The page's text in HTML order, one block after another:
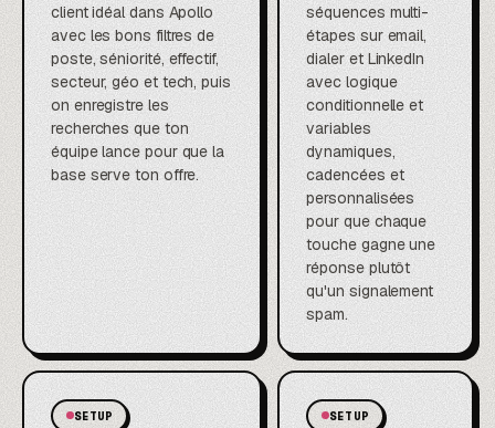
client idéal dans Apollo
avec les bons filtres de
poste, séniorité, effectif,
secteur, géo et tech, puis
on enregistre les
recherches que ton
équipe lance pour que la
base serve ton offre.
séquences multi-
étapes sur email,
dialer et LinkedIn
avec logique
conditionnelle et
variables
dynamiques,
cadencées et
personnalisées
pour que chaque
touche gagne une
réponse plutôt
qu'un signalement
spam.
SETUP SETUP